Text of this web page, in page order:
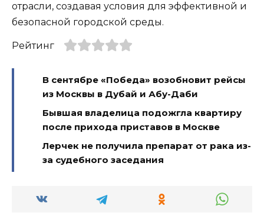
отрасли, создавая условия для эффективной и
безопасной городской среды.
Рейтинг
В сентябре «Победа» возобновит рейсы
из Москвы в Дубай и Абу-Даби
Бывшая владелица подожгла квартиру
после прихода приставов в Москве
Лерчек не получила препарат от рака из-
за судебного заседания